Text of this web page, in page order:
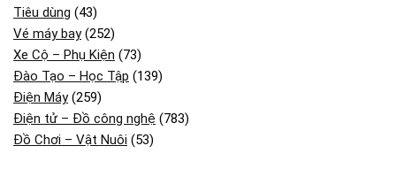
Tiêu dùng (43)
Vé máy bay(252)
Xe Cộ – Phụ Kiện (73)
Đào Tạo – Học Tập (139)
Điện Máy(259)
Điện tử – Đồ công nghệ (783)
Đồ Chơi – Vật Nuôi (53)